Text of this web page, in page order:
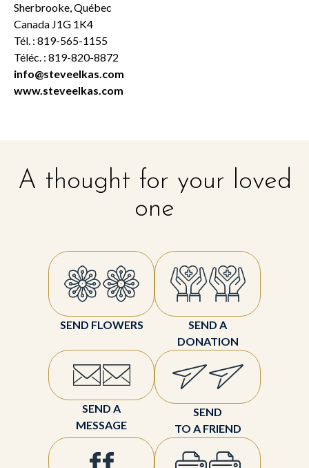
Sherbrooke, Québec
Canada J1G 1K4
Tél. : 819-565-1155
Téléc. : 819-820-8872
info@steveelkas.com
www.steveelkas.com
A thought for your loved
one
SEND FLOWERS
SEND A
DONATION
SEND A
MESSAGE
SEND
TO A FRIEND